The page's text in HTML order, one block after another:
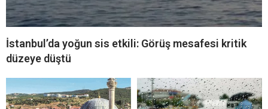
İstanbul’da yoğun sis etkili: Görüş mesafesi kritik
düzeye düştü